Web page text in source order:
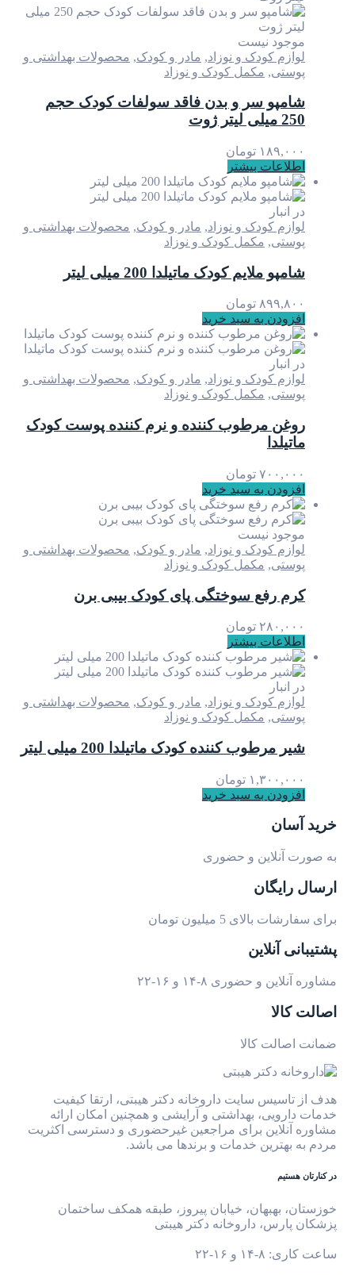
موجود نیست
لوازم کودک و نوزاد, مادر و کودک, محصولات بهداشتی و
پوستی, مکمل کودک و نوزاد
شامپو سر و بدن فاقد سولفات کودک حجم
250 میلی لیتر ژوت
۱۸۹,۰۰۰ تومان
اطلاعات بیشتر
در انبار
لوازم کودک و نوزاد, مادر و کودک, محصولات بهداشتی و
پوستی, مکمل کودک و نوزاد
شامپو ملایم کودک ماتیلدا 200 میلی لیتر
۸۹۹,۸۰۰ تومان
افزودن به سبد خرید
در انبار
لوازم کودک و نوزاد, مادر و کودک, محصولات بهداشتی و
پوستی, مکمل کودک و نوزاد
روغن مرطوب کننده و نرم کننده پوست کودک
ماتیلدا
۷۰۰,۰۰۰ تومان
افزودن به سبد خرید
موجود نیست
لوازم کودک و نوزاد, مادر و کودک, محصولات بهداشتی و
پوستی, مکمل کودک و نوزاد
کرم رفع سوختگی پای کودک بیبی برن
۲۸۰,۰۰۰ تومان
اطلاعات بیشتر
در انبار
لوازم کودک و نوزاد, مادر و کودک, محصولات بهداشتی و
پوستی, مکمل کودک و نوزاد
شیر مرطوب کننده کودک ماتیلدا 200 میلی لیتر
۱,۳۰۰,۰۰۰ تومان
افزودن به سبد خرید
خرید آسان
به صورت آنلاین و حضوری
ارسال رایگان
برای سفارشات بالای 5 میلیون تومان
پشتیبانی آنلاین
مشاوره آنلاین و حضوری ۸-۱۴ و ۱۶-۲۲
اصالت کالا
ضمانت اصالت کالا
هدف از تاسیس سایت داروخانه دکتر هیبتی، ارتقا کیفیت
خدمات دارویی، بهداشتی و آرایشی و همچنین امکان ارائه
مشاوره آنلاین برای مراجعین غیرحضوری و دسترسی اکثریت
مردم به بهترین خدمات و برندها می باشد.
در کنارتان هستیم
خوزستان، بهبهان، خیابان پیروز، طبقه همکف ساختمان
پزشکان پارس، داروخانه دکتر هیبتی
ساعت کاری: ۸-۱۴ و ۱۶-۲۲